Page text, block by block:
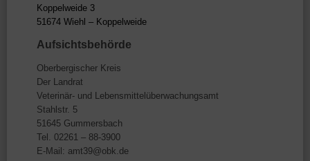
Koppelweide 3
51674 Wiehl – Koppelweide
Aufsichtsbehörde
Oberbergischer Kreis
Der Landrat
Veterinär- und Lebensmittelüberwachungsamt
Stahlstr. 5
51645 Gummersbach
Tel. 02261 – 88-3900
E-Mail: amt39@obk.de